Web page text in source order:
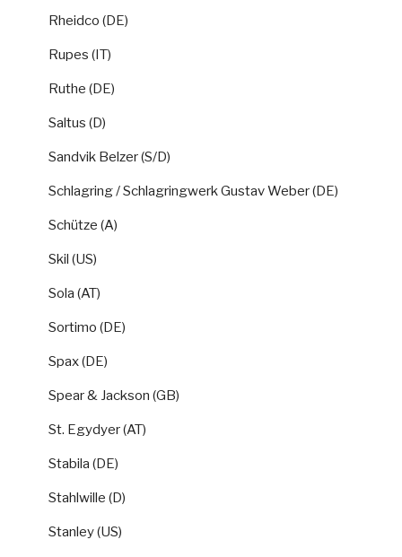
Rheidco (DE)
Rupes (IT)
Ruthe (DE)
Saltus (D)
Sandvik Belzer (S/D)
Schlagring / Schlagringwerk Gustav Weber (DE)
Schütze (A)
Skil (US)
Sola (AT)
Sortimo (DE)
Spax (DE)
Spear & Jackson (GB)
St. Egydyer (AT)
Stabila (DE)
Stahlwille (D)
Stanley (US)